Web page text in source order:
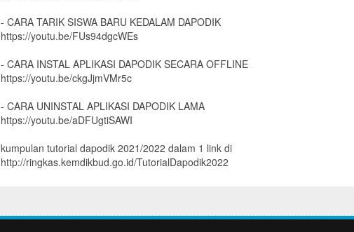
- CARA TARIK SISWA BARU KEDALAM DAPODIK
https://youtu.be/FUs94dgcWEs
- CARA INSTAL APLIKASI DAPODIK SECARA OFFLINE
https://youtu.be/ckgJjmVMr5c
- CARA UNINSTAL APLIKASI DAPODIK LAMA
https://youtu.be/aDFUgtiSAWI
kumpulan tutorial dapodik 2021/2022 dalam 1 link di
http://ringkas.kemdikbud.go.id/TutorialDapodik2022